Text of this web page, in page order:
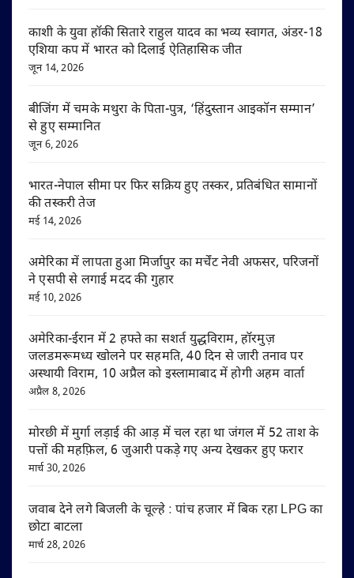
काशी के युवा हॉकी सितारे राहुल यादव का भव्य स्वागत, अंडर-18
एशिया कप में भारत को दिलाई ऐतिहासिक जीत
जून 14, 2026
बीजिंग में चमके मथुरा के पिता-पुत्र, ‘हिंदुस्तान आइकॉन सम्मान’
से हुए सम्मानित
जून 6, 2026
भारत-नेपाल सीमा पर फिर सक्रिय हुए तस्कर, प्रतिबंधित सामानों
की तस्करी तेज
मई 14, 2026
अमेरिका में लापता हुआ मिर्जापुर का मर्चेंट नेवी अफसर, परिजनों
ने एसपी से लगाई मदद की गुहार
मई 10, 2026
अमेरिका-ईरान में 2 हफ्ते का सशर्त युद्धविराम, हॉरमुज़
जलडमरूमध्य खोलने पर सहमति, 40 दिन से जारी तनाव पर
अस्थायी विराम, 10 अप्रैल को इस्लामाबाद में होगी अहम वार्ता
अप्रैल 8, 2026
मोरछी में मुर्गा लड़ाई की आड़ में चल रहा था जंगल में 52 ताश के
पत्तों की महफ़िल, 6 जुआरी पकड़े गए अन्य देखकर हुए फरार
मार्च 30, 2026
जवाब देने लगे बिजली के चूल्हे : पांच हजार में बिक रहा LPG का
छोटा बाटला
मार्च 28, 2026